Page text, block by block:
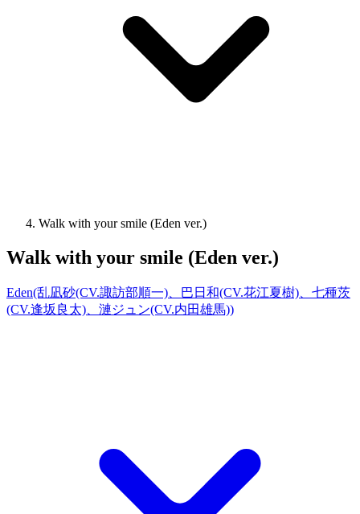
Walk with your smile (Eden ver.)
Walk with your smile (Eden ver.)
Eden(乱凪砂(CV.諏訪部順一)、巴日和(CV.花江夏樹)、七種茨
(CV.逢坂良太)、漣ジュン(CV.内田雄馬))